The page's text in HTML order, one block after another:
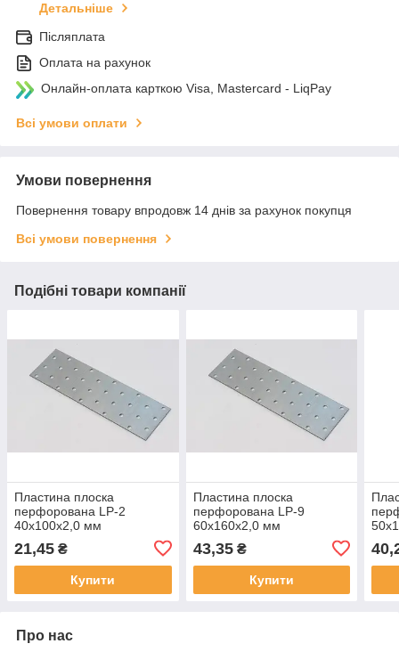
Детальніше
Післяплата
Оплата на рахунок
Онлайн-оплата карткою Visa, Mastercard - LiqPay
Всі умови оплати
Умови повернення
Повернення товару впродовж 14 днів за рахунок покупця
Всі умови повернення
Подібні товари компанії
Пластина плоска
перфорована LP-2
40х100х2,0 мм
21,45 ₴
Купити
Пластина плоска
перфорована LP-9
60х160х2,0 мм
43,35₴
Купити
Про нас